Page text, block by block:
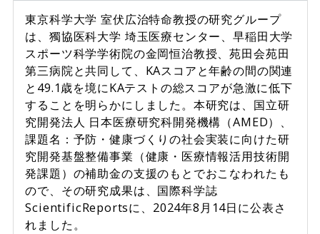
東京科学大学 室伏広治特命教授の研究グループ
は、獨協医科大学 埼玉医療センター、早稲田大学
スポーツ科学学術院の金岡恒治教授、苑田会苑田
第三病院と共同して、KAスコアと年齢の間の関連
と49.1歳を境にKAテストの総スコアが急激に低下
することを明らかにしました。本研究は、国立研
究開発法人 日本医療研究科開発機構（AMED）、
課題名：予防・健康づくりの社会実装に向けた研
究開発基盤整備事業（健康・医療情報活用技術開
発課題）の補助金の支援のもとでおこなわれたも
ので、その研究成果は、国際科学誌
ScientificReportsに、2024年8月14日に公表さ
れました。